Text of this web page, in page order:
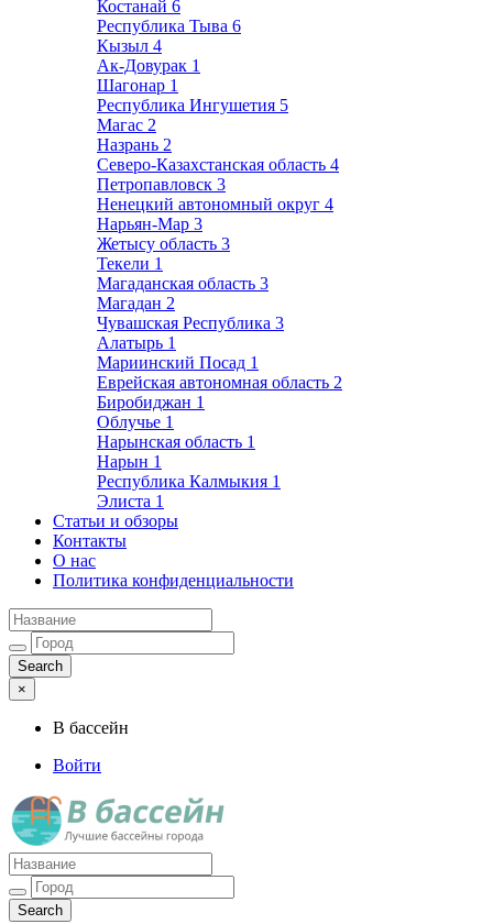
Костанай 6
Республика Тыва 6
Кызыл 4
Ак-Довурак 1
Шагонар 1
Республика Ингушетия 5
Магас 2
Назрань 2
Северо-Казахстанская область 4
Петропавловск 3
Ненецкий автономный округ 4
Нарьян-Мар 3
Жетысу область 3
Текели 1
Магаданская область 3
Магадан 2
Чувашская Республика 3
Алатырь 1
Мариинский Посад 1
Еврейская автономная область 2
Биробиджан 1
Облучье 1
Нарынская область 1
Нарын 1
Республика Калмыкия 1
Элиста 1
Статьи и обзоры
Контакты
О нас
Политика конфиденциальности
×
В бассейн
Войти
Лучшие бассейны города